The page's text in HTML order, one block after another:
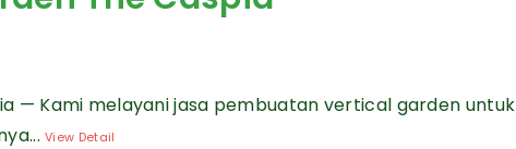
— Kami melayani jasa pembuatan vertical garden untuk
View Detail